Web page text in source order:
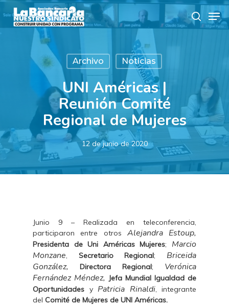
Skip
to
main
search
Archivo Noticias
UNI Américas |
Reunión Comité
Regional de Mujeres
12 de junio de 2020
Junio 9 – Realizada en teleconferencia,
participaron entre otros Alejandra Estoup,
Presidenta de Uni Américas Mujeres; Marcio
Monzane, Secretario Regional; Briceida
González,
Directora Regional; Verónica
Fernández Méndez, Jefa Mundial Igualdad de
Oportunidades y Patricia Rinaldi, integrante
del Comité de Mujeres de UNI Américas.